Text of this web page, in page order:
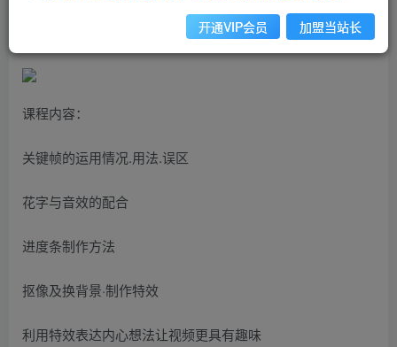
课程内容：
关键帧的运用情况.用法.误区
花字与音效的配合
进度条制作方法
抠像及换背景·制作特效
利用特效表达内心想法让视频更具有趣味
开通VIP会员 加盟当站长